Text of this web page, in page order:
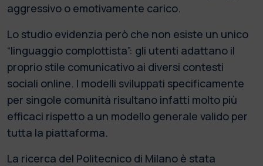
aggressivo o emotivamente carico.
Lo studio evidenzia però che non esiste un unico
“linguaggio complottista”: gli utenti adattano il
proprio stile comunicativo ai diversi contesti
sociali online. I modelli sviluppati specificamente
per singole comunità risultano infatti molto più
efficaci rispetto a un modello generale valido per
tutta la piattaforma.
La ricerca del Politecnico di Milano è stata